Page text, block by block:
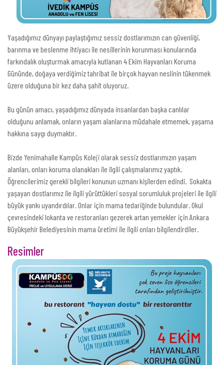
Yaşadığımız dünyayı paylaştığımız sessiz dostlarımızın can güvenliği,
barınma ve beslenme ihtiyacı ile nesillerinin korunması konularında
farkındalık oluşturmak amacıyla kutlanan 4 Ekim Hayvanları Koruma
Gününde, doğaya verdiğimiz tahribat ile birçok hayvan neslinin tükenmek
üzere olduğuna bir kez daha şahit oluyoruz.
Bu günün amacı, yaşadığımız dünyada insanlardan başka canlılar
olduğunu anlamak, onların yaşam alanlarına müdahale etmemek, yaşama
hakkına saygı duymaktır.
Bizde Yenimahalle Kampüs Koleji olarak sessiz dostlarımızın yaşam
alanları, onları koruma olanakları ile ilgili çalışmalarımız yaptık.
Öğrencilerimiz gerekli bilgileri konunun uzmanı kişilerden edindi. Sokakta
yaşayan dostlarımız ile ilgili yürüttükleri sosyal sorumluluk projeleri ile ilgili
büyük yankı uyandırdılar. Onlar için mama tedariğinde bulundular. Okul
çevresindeki lokanta ve restoranları gezerek artan yemekler için Ankara
Büyükşehir Belediyesinin mama üretimi ile ilgili onları bilgilendirdiler.
Resimler